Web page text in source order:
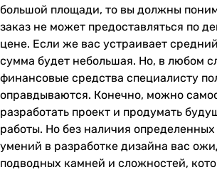
большой площади, то вы должны
заказ не может предоставляться по
цене. Если же вас устраивает
сумма будет небольшая. Но, в любом
финансовые средства специалисту
оправдываются. Конечно, можно
разработать проект и продумать
работы. Но без наличия
умений в разработке дизайна вас
подводных камней и сложностей,